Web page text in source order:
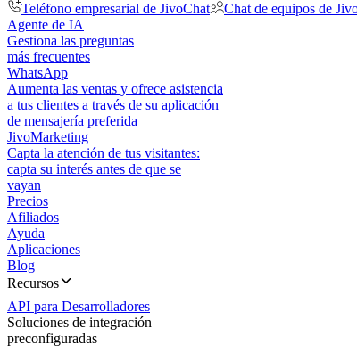
Teléfono empresarial de JivoChat
Chat de equipos de
Agente de IA
Gestiona las preguntas
más frecuentes
WhatsApp
Aumenta las ventas y ofrece asistencia
a tus clientes a través de su aplicación
de mensajería preferida
JivoMarketing
Capta la atención de tus visitantes:
capta su interés antes de que se
vayan
Precios
Afiliados
Ayuda
Aplicaciones
Blog
Recursos
API para Desarrolladores
Soluciones de integración
preconfiguradas